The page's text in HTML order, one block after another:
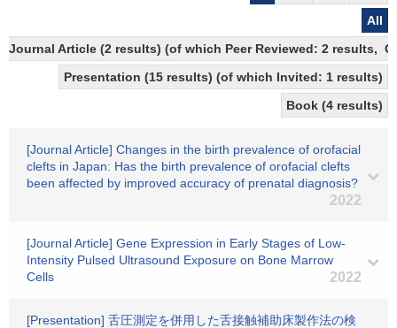
All
Journal Article (2 results) (of which Peer Reviewed: 2 results,
Presentation (15 results) (of which Invited: 1 results)
Book (4 results)
[Journal Article] Changes in the birth prevalence of orofacial
clefts in Japan: Has the birth prevalence of orofacial clefts
been affected by improved accuracy of prenatal diagnosis?
2022
[Journal Article] Gene Expression in Early Stages of Low-
Intensity Pulsed Ultrasound Exposure on Bone Marrow
Cells
2022
[Presentation] 舌圧測定を併用した舌接触補助床製作法の検